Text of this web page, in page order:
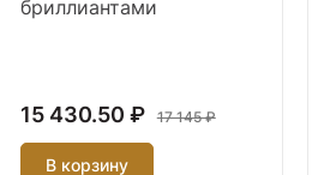
бриллиантами
15 430.50 ₽ 17 145 ₽
В корзину